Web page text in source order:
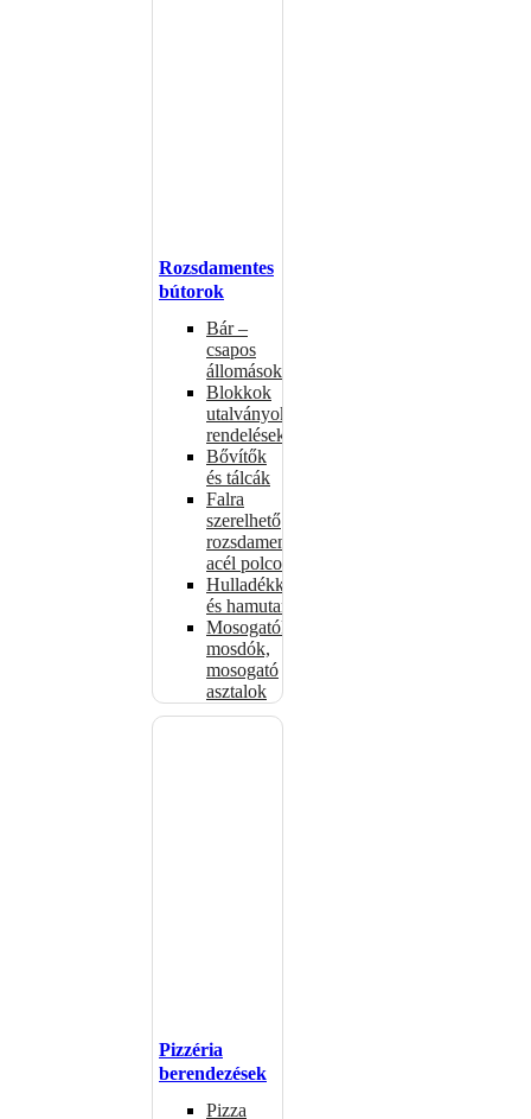
Rozsdamentes
bútorok
Bár –
csapos
állomások
Blokkok
utalványokhoz,
rendelésekhez
Bővítők
és tálcák
Falra
szerelhető
rozsdamentes
acél polcok
Hulladékkosarak
és hamutartók
Mosogatók,
mosdók,
mosogató
asztalok
Pizzéria
berendezések
Pizza